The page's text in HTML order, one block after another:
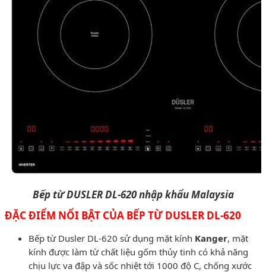
Bếp từ DUSLER DL-620 nhập khẩu Malaysia
ĐẶC ĐIỂM NỔI BẬT CỦA BẾP TỪ DUSLER DL-620
Bếp từ Dusler DL-620 sử dụng mặt kính Kanger, mặt
kính được làm từ chất liệu gốm thủy tinh có khả năng
chịu lực va đập và sốc nhiệt tới 1000 độ C, chống xước